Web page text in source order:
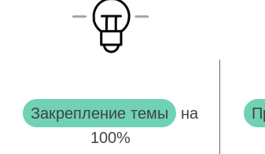
Закрепление темы на
100%